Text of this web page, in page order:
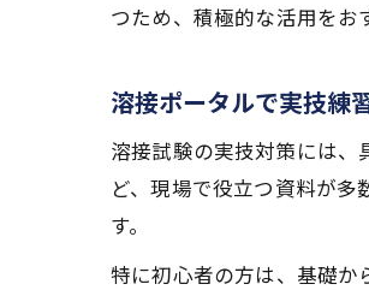
つため、積極的な活用をお
溶接ポータルで実技練
溶接試験の実技対策には
ど、現場で役立つ資料が
す。
特に初心者の方は、基礎